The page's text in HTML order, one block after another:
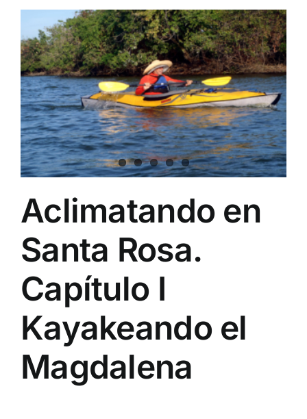
Aclimatando en
Santa Rosa.
Capítulo I
Kayakeando el
Magdalena